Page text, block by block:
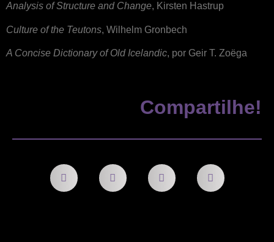
Analysis of Structure and Change, Kirsten Hastrup
Culture of the Teutons, Wilhelm Gronbech
A Concise Dictionary of Old Icelandic, por Geir T. Zoëga
Compartilhe!